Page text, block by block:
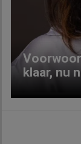
klaar, nu